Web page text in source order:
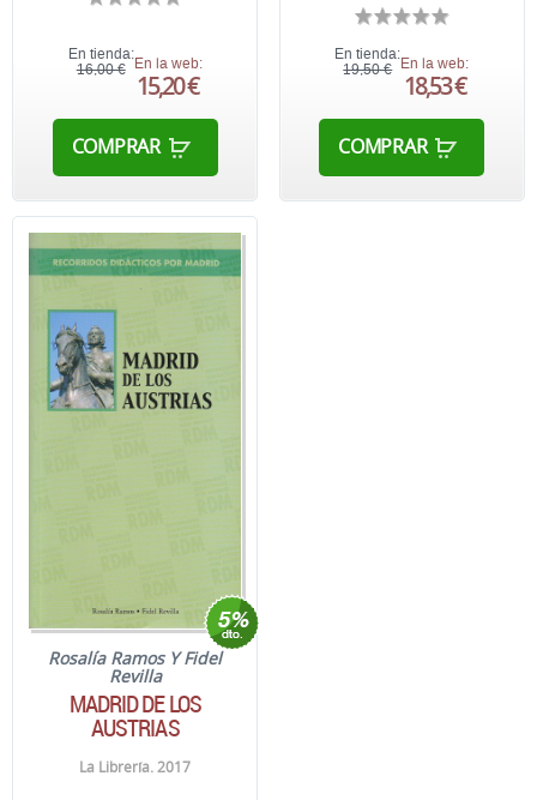
En tienda:
16,00 € En la web:
15,20 €
COMPRAR
En tienda:
19,50 €
En la web:
18,53 €
COMPRAR
Rosalía Ramos Y Fidel
Revilla
MADRID DE LOS
AUSTRIAS
La Librería. 2017